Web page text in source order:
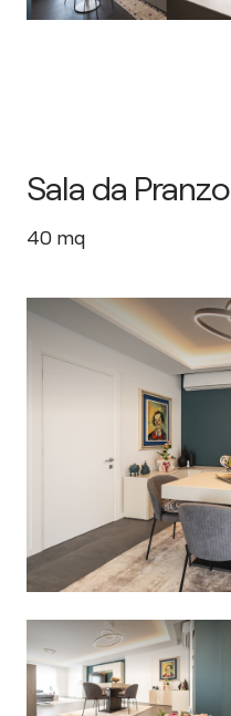
Sala da Pranzo
40 mq